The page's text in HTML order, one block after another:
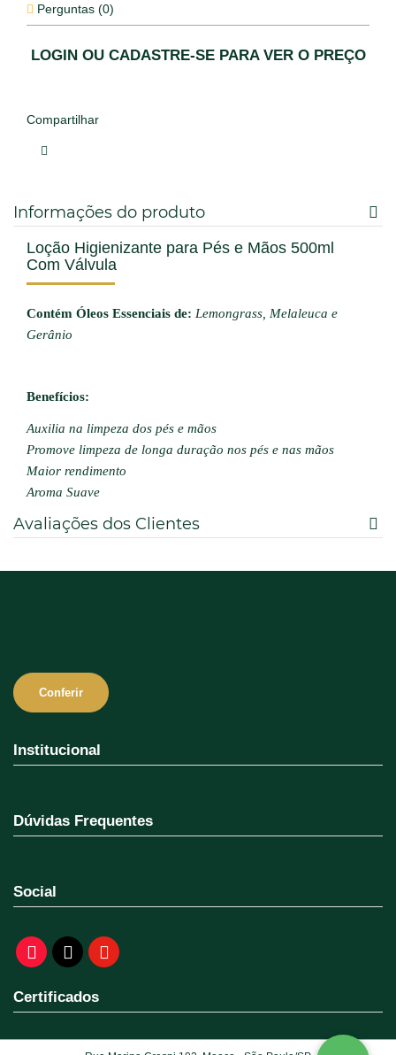
Perguntas (0)
LOGIN OU CADASTRE-SE PARA VER O PREÇO
Compartilhar
Informações do produto
Loção Higienizante para Pés e Mãos 500ml
Com Válvula
Contém Óleos Essenciais de: Lemongrass, Melaleuca e
Gerânio
Benefícios:
Auxilia na limpeza dos pés e mãos
Promove limpeza de longa duração nos pés e nas mãos
Maior rendimento
Aroma Suave
Avaliações dos Clientes
Conferir
Institucional
Dúvidas Frequentes
Social
Certificados